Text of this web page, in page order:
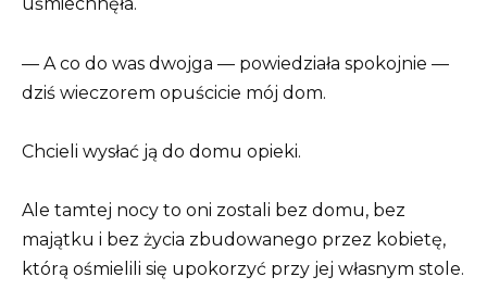
uśmiechnęła.
— A co do was dwojga — powiedziała spokojnie —
dziś wieczorem opuścicie mój dom.
Chcieli wysłać ją do domu opieki.
Ale tamtej nocy to oni zostali bez domu, bez
majątku i bez życia zbudowanego przez kobietę,
którą ośmielili się upokorzyć przy jej własnym stole.